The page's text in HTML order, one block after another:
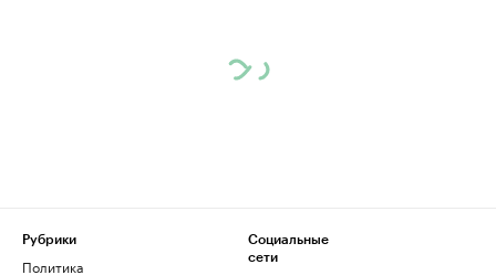
Рубрики
Политика
Социальные
сети